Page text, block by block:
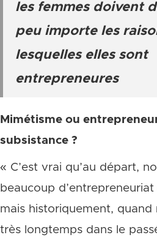
les femmes doivent
peu importe les
lesquelles elles sont
entrepreneures
Mimétisme ou
subsistance ?
« C’est vrai qu’au départ,
beaucoup
mais historiquement, quand
très longtemps dans le